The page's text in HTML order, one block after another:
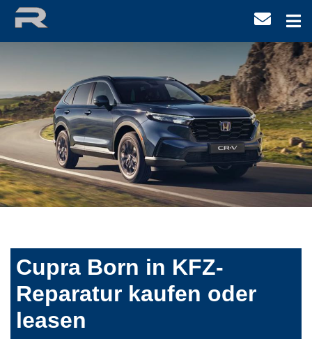
Cupra Born in KFZ-
Reparatur kaufen oder
leasen